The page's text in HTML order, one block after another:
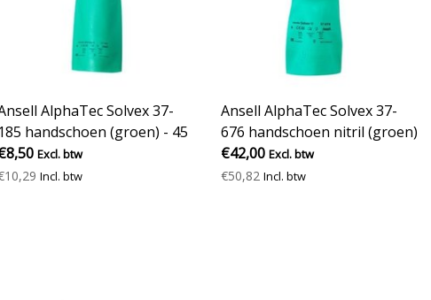
AlphaTec Solvex 37-
185 handschoen (groen) - 45
Excl. btw
Incl. btw
Ansell AlphaTec Solvex 37-
676 handschoen nitril (groen)
- 33 cm
€42,00 Excl. btw
€50,82 Incl. btw